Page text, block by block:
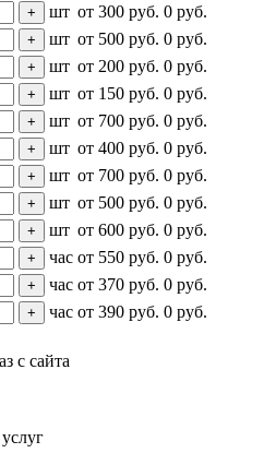
+ шт от 300 руб. 0 руб.
+ шт от 500 руб. 0 руб.
+ шт от 200 руб. 0 руб.
+ шт от 150 руб. 0 руб.
+ шт от 700 руб. 0 руб.
+ шт от 400 руб. 0 руб.
+ шт от 700 руб. 0 руб.
+ шт от 500 руб. 0 руб.
+ шт от 600 руб. 0 руб.
+ час от 550 руб. 0 руб.
+ час от 370 руб. 0 руб.
+ час от 390 руб. 0 руб.
с сайта